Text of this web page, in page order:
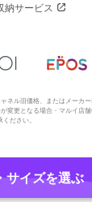
納サービス
ネル旧価格、またはメーカ
変更となる場合・マルイ店
ださい。
Reserved. MARUI
サイズを選ぶ